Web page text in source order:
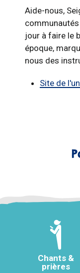
Aide-nous,
jour à faire le
époque,
nous des
Site de
Chants &
prières